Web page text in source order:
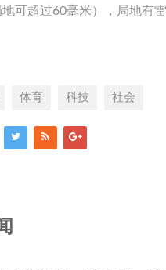
可超过60毫米），局地有
体育 科技 社会